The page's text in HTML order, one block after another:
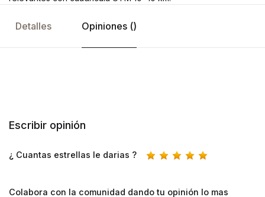
Detalles Opiniones ()
Escribir opinión
¿ Cuantas estrellas le darias ?
Colabora con la comunidad dando tu opinión lo mas